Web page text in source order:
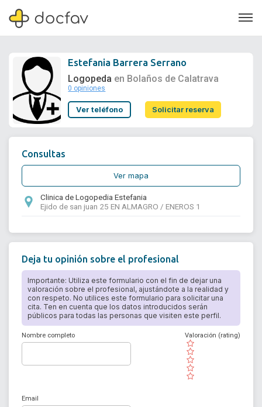
Soporte
Estefania Barrera Serrano
Logopeda en Bolaños de Calatrava
0 opiniones
Ver teléfono Solicitar reserva
Consultas
Ver mapa
Clinica de Logopedia Estefania
Ejido de san juan 25 EN ALMAGRO / ENEROS 1
Deja tu opinión sobre el profesional
Importante: Utiliza este formulario con el fin de dejar una
valoración sobre el profesional, ajustándote a la realidad y
con respeto. No utilices este formulario para solicitar una
cita. Ten en cuenta que los datos introducidos serán
públicos para todas las personas que visiten este perfil.
Nombre completo
( )
( )
( )
( )
( )
Valoración (rating)
Email